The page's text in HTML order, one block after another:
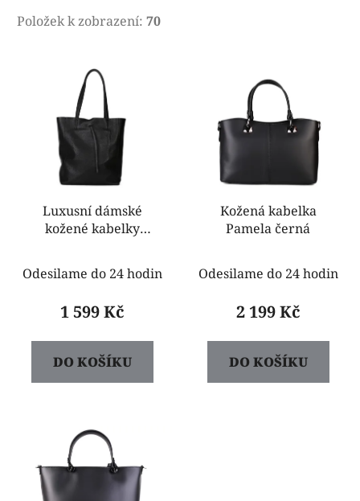
Položek k zobrazení: 70
Luxusní dámské
kožené kabelky
Odesilame do 24 hodin
1 599 Kč
DO KOŠÍKU
Kožená kabelka
Pamela černá
Odesilame do 24 hodin
2 199 Kč
DO KOŠÍKU